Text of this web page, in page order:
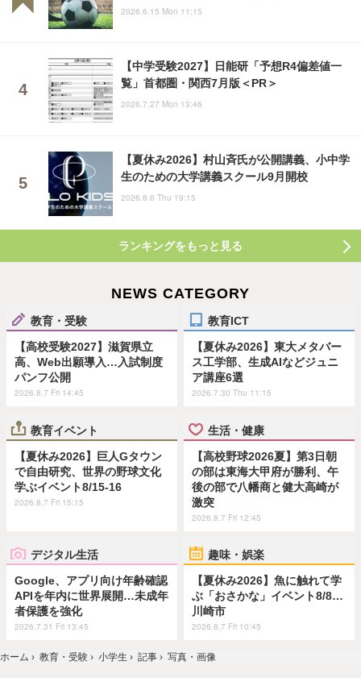
2026.6.15 Mon 11:15
【中学受験2027】日能研「予想R4偏差値一
覧」首都圏・関西7月版＜PR＞
2026.7.27 Mon 13:46
【夏休み2026】村山斉氏が公開講義、小中学
生のための大学講義スクール9月開校
2026.8.6 Thu 19:15
ランキングをもっと見る
NEWS CATEGORY
教育・受験
【高校受験2027】滋賀県立
高、Web出願導入…入試制度
パンフ公開
2026.8.7 Fri 14:45
教育ICT
【夏休み2026】東大メタバー
ス工学部、生成AIなどジュニ
ア講座6選
2026.7.30 Thu 11:15
教育イベント
【夏休み2026】巨人Gタウン
で自由研究、世界の野球文化
学ぶイベント8/15-16
2026.8.7 Fri 15:15
生活・健康
【高校野球2026夏】第3日朝
の部は東海大甲府が勝利、午
後の部で八幡商と健大高崎が
激突
2026.8.7 Fri 12:45
デジタル生活
Google、アプリ向け年齢確認
APIを年内に世界展開…未成年
者保護を強化
2026.7.31 Fri 13:45
趣味・娯楽
【夏休み2026】魚に触れて学
ぶ「おさかな」イベント8/8…
川崎市
2026.8.7 Fri 10:45
ホーム › 教育・受験 › 小学生 › 記事 › 写真・画像